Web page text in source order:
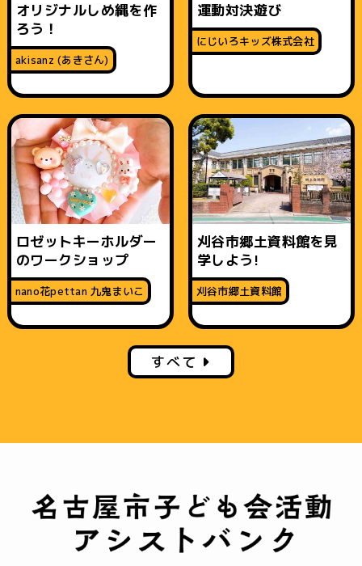
オリジナルしめ縄を作
ろう！
akisanz (あきさん)
運動対決遊び
にじいろキッズ株式会社
ロゼットキーホルダー
のワークショップ
nano花pettan 九鬼まいこ
刈谷市郷土資料館を見
学しよう!
刈谷市郷土資料館
すべて